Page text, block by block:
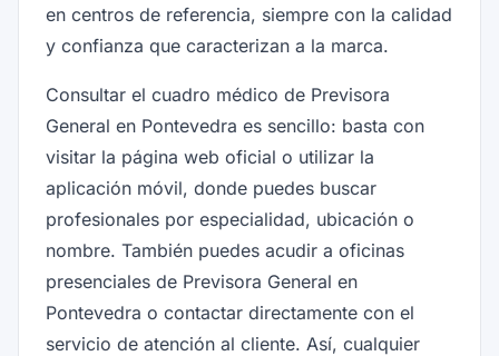
en centros de referencia, siempre con la calidad
y confianza que caracterizan a la marca.
Consultar el cuadro médico de Previsora
General en Pontevedra es sencillo: basta con
visitar la página web oficial o utilizar la
aplicación móvil, donde puedes buscar
profesionales por especialidad, ubicación o
nombre. También puedes acudir a oficinas
presenciales de Previsora General en
Pontevedra o contactar directamente con el
servicio de atención al cliente. Así, cualquier